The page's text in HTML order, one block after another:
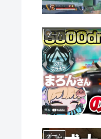
ゲーム
ゲーム